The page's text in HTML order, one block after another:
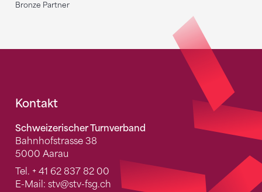
Bronze Partner
Fusszeile
Kontakt
Schweizerischer Turnverband
Bahnhofstrasse 38
5000 Aarau
Tel. + 41 62 837 82 00
E-Mail: stv@stv-fsg.ch